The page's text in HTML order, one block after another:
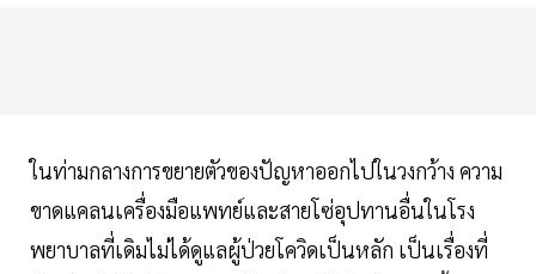
ในท่ามกลางการขยายตัวของปัญหาออกไปในวงกว้าง ความ
ขาดแคลนเครื่องมือแพทย์และสายโซ่อุปทานอื่นในโรง
พยาบาลที่เดิมไม่ได้ดูแลผู้ป่วยโควิดเป็นหลัก เป็นเรื่องที่